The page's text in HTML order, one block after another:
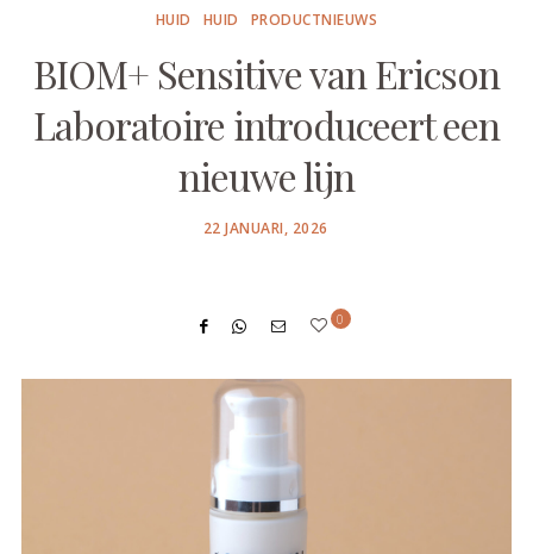
HUID HUID PRODUCTNIEUWS
BIOM+ Sensitive van Ericson
Laboratoire introduceert een
nieuwe lijn
POSTED
22 JANUARI, 2026
0